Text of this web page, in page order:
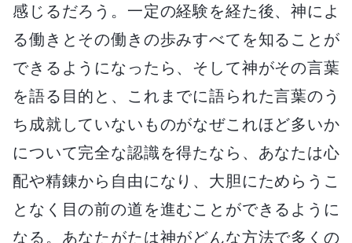
感じるだろう。一定の経験を経た後、神によ
る働きとその働きの歩みすべてを知ることが
できるようになったら、そして神がその言葉
を語る目的と、これまでに語られた言葉のう
ち成就していないものがなぜこれほど多いか
について完全な認識を得たなら、あなたは心
配や精錬から自由になり、大胆にためらうこ
となく目の前の道を進むことができるように
なる。あなたがたは神がどんな方法で多くの